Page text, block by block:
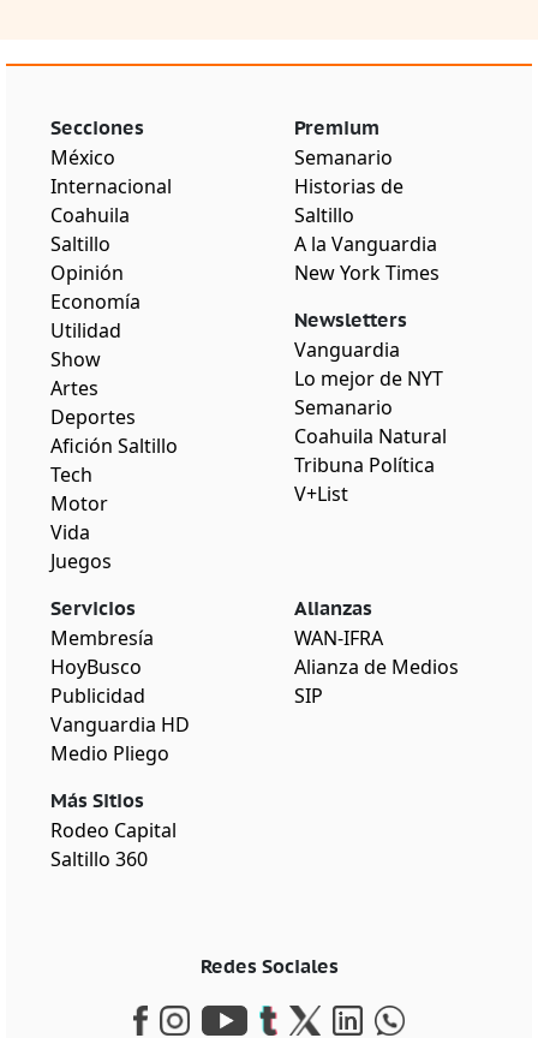
Secciones
México
Internacional
Coahuila
Saltillo
Opinión
Economía
Utilidad
Show
Artes
Deportes
Afición Saltillo
Tech
Motor
Vida
Juegos
Premium
Semanario
Historias de
Saltillo
A la Vanguardia
New York Times
Newsletters
Vanguardia
Lo mejor de NYT
Semanario
Coahuila Natural
Tribuna Política
V+List
Servicios
Membresía
HoyBusco
Publicidad
Vanguardia HD
Medio Pliego
Más Sitios
Rodeo Capital
Saltillo 360
Alianzas
WAN-IFRA
Alianza de Medios
SIP
Redes Sociales